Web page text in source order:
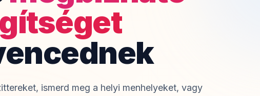
ismerd meg a helyi menhelyeket, vagy